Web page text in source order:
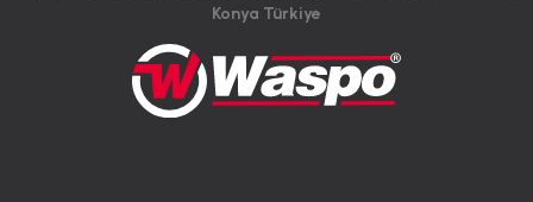
Konya Türkiye